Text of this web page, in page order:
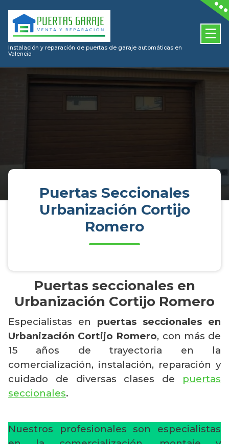
content
Instalación y reparación de puertas de garaje automáticas en
Valencia
Puertas Seccionales
Urbanización Cortijo
Romero
Puertas seccionales en
Urbanización Cortijo Romero
Especialistas en puertas seccionales en
Urbanización Cortijo Romero, con más de
15 años de trayectoria en la
comercialización, instalación, reparación y
cuidado de diversas clases de puertas
seccionales.
Nuestros profesionales son especialistas